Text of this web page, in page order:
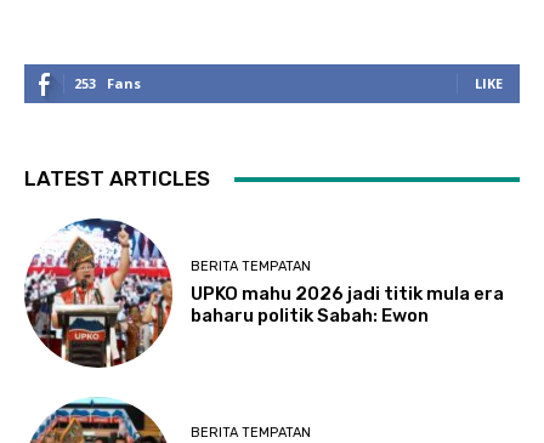
253 Fans LIKE
LATEST ARTICLES
BERITA TEMPATAN
UPKO mahu 2026 jadi titik mula era
baharu politik Sabah: Ewon
BERITA TEMPATAN